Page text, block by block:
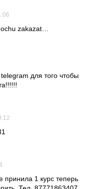
zakazat…
для того чтобы
принила 1 курс теперь